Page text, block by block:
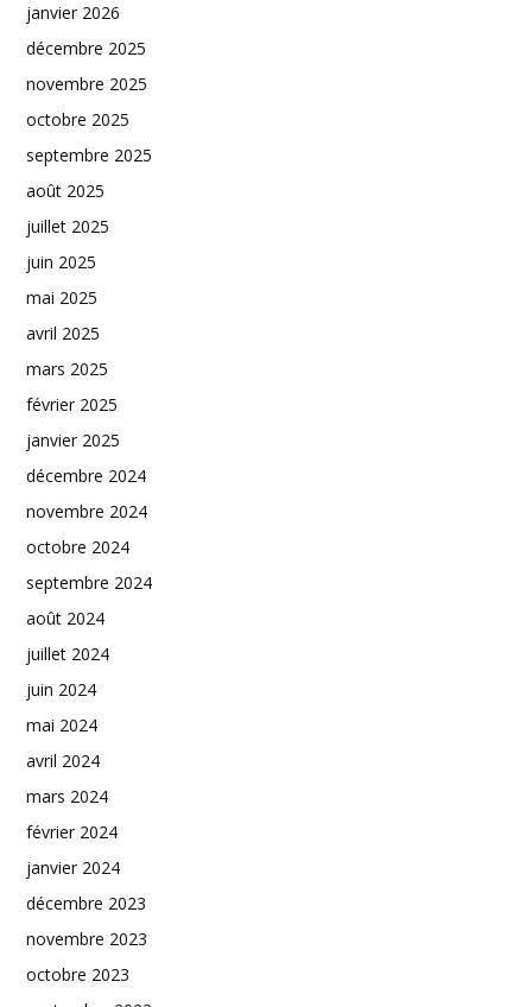
janvier 2026
décembre 2025
novembre 2025
octobre 2025
septembre 2025
août 2025
juillet 2025
juin 2025
mai 2025
avril 2025
mars 2025
février 2025
janvier 2025
décembre 2024
novembre 2024
octobre 2024
septembre 2024
août 2024
juillet 2024
juin 2024
mai 2024
avril 2024
mars 2024
février 2024
janvier 2024
décembre 2023
novembre 2023
octobre 2023